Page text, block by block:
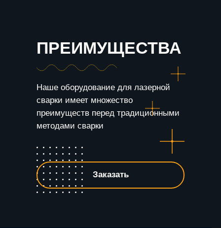
ПРЕИМУЩЕСТВА
Наше оборудование для лазерной
сварки имеет множество
преимуществ перед традиционными
методами сварки
Заказать